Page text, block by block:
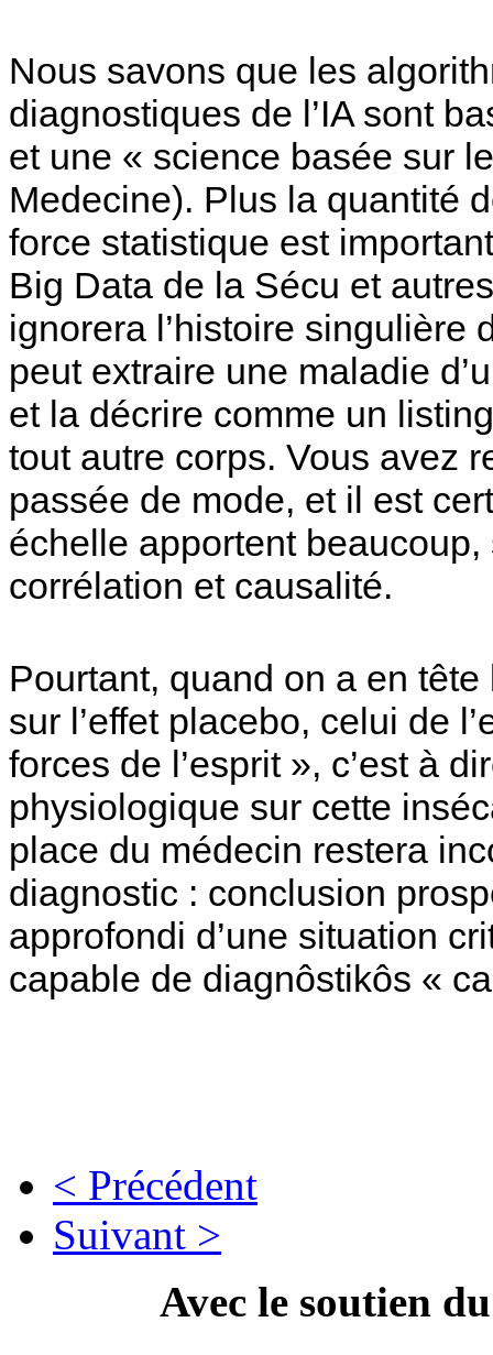
Nous savons que les
diagnostiques de l’IA sont
et une « science basée sur
Medecine). Plus la quantité
force statistique est
Big Data de la Sécu et
ignorera l’histoire singulière
peut extraire une maladie
et la décrire comme un
tout autre corps. Vous avez
passée de mode, et il est
échelle apportent
corrélation et causalité.
Pourtant, quand on a en
sur l’effet placebo, celui de
forces de l’esprit », c’est à
physiologique sur cette
place du médecin restera
diagnostic : conclusion
approfondi d’une situation
capable de diagnôstikôs «
< Précédent
Suivant >
Avec le soutien